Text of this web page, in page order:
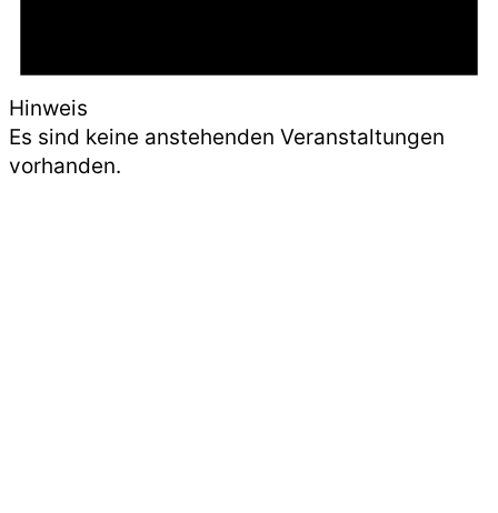
Hinweis
Es sind keine anstehenden Veranstaltungen
vorhanden.